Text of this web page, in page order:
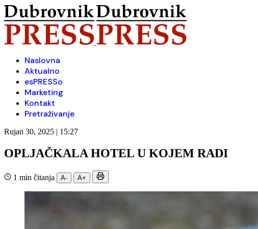
Naslovna
Aktualno
esPRESSo
Marketing
Kontakt
Pretraživanje
Rujan 30, 2025 | 15:27
OPLJAČKALA HOTEL U KOJEM RADI
1 min čitanja A- A+